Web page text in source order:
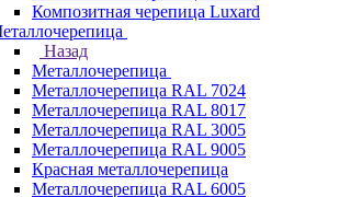
Композитная черепица Luxard
Назад
Металлочерепица
Металлочерепица RAL 7024
Металлочерепица RAL 8017
Металлочерепица RAL 3005
Металлочерепица RAL 9005
Красная металлочерепица
Металлочерепица RAL 6005